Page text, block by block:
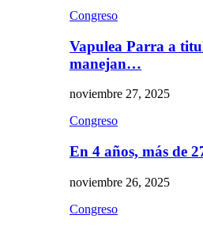
Congreso
Vapulea Parra a
manejan…
noviembre 27, 2025
Congreso
En 4 años, más de
noviembre 26, 2025
Congreso